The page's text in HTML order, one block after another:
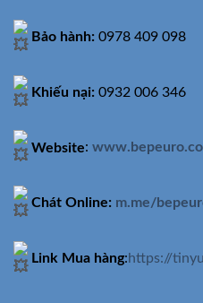
Bảo hành: 0978 409 098
Khiếu nại: 0932 006 346
Website:
Chát Online: m.me/
Link Mua hàng:https://